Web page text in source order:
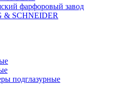
фарфоровый завод
& SCHNEIDER
подглазурные